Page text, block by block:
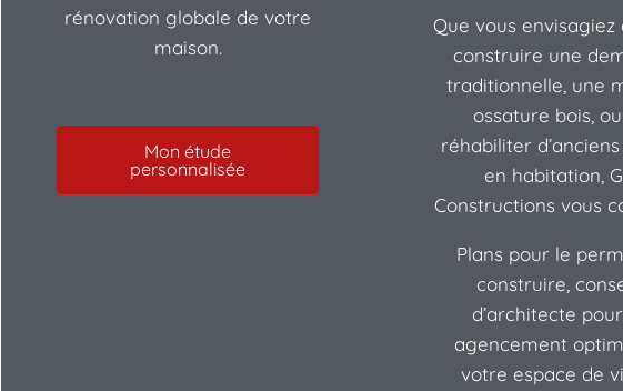
rénovation globale de votre
maison.
Mon étude
personnalisée
Que vous envisagiez
construire une
traditionnelle, une
ossature bois,
réhabiliter
en habitation,
Constructions vous
Plans pour le
construire,
d’architecte
agencement
votre espace de